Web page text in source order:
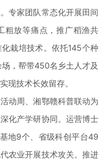
专家团队常态化开展田间
粗放等痛点，推广稻渔共
栽培技术。依托145个种
，帮带450名乡土人才及
现技术长效留存。
周、湘鄂赣科普联动为
化产学研协同。运营博士
地9个、省级科创平台49
农业开展技术攻关。推进